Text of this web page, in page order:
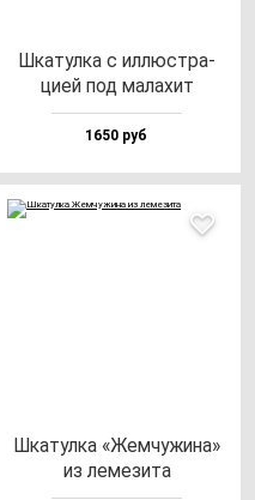
Шка­тул­ка с ил­люс­тра­
цией под ма­ла­хит
1650 руб
Шка­тул­ка «Жем­чу­жи­на»
из ле­ме­зи­та